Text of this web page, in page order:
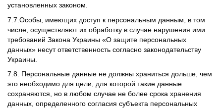
установленных законом.
7.7.Особы, имеющих доступ к персональным данным, в том
числе, осуществляют их обработку в случае нарушения ими
требований Закона Украины «О защите персональных
данных» несут ответственность согласно законодательству
Украины.
7.8. Персональные данные не должны храниться дольше, чем
это необходимо для цели, для которой такие данные
сохраняются, но в любом случае не более срока хранения
данных, определенного согласия субъекта персональных